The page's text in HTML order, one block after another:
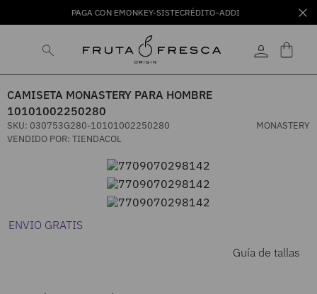
PAGA CON EMONKEY-SISTECRÉDITO-ADDI
CAMISETA MONASTERY PARA HOMBRE
10101002250280
SKU: 030753G280-10101002250280
MONASTERY
VENDIDO POR: TIENDACOL
ENVIO GRATIS
Guía de tallas